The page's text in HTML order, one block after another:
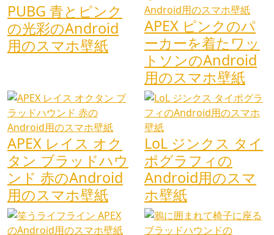
PUBG 青とピンク
の光彩のAndroid
用のスマホ壁紙
APEX ピンクのパ
ーカーを着たワッ
トソンのAndroid
用のスマホ壁紙
APEX レイス オク
タン ブラッドハウ
ンド 赤のAndroid
用のスマホ壁紙
LoL ジンクス タイ
ポグラフィの
Android用のスマ
ホ壁紙